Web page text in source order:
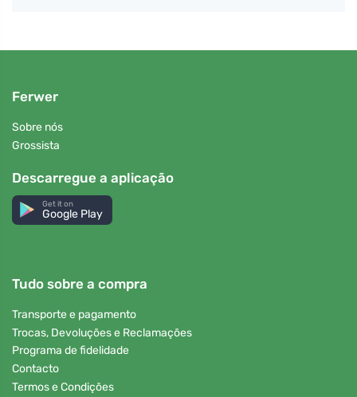
Ferwer
Sobre nós
Grossista
Descarregue a aplicação
Get it on
Google Play
Tudo sobre a compra
Transporte e pagamento
Trocas, Devoluções e Reclamações
Programa de fidelidade
Contacto
Termos e Condições